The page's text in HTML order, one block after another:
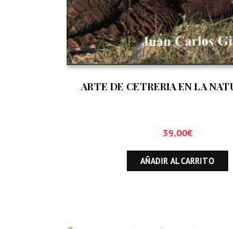
ARTE DE CETRERIA EN LA
39,00€
AÑADIR AL CARRITO